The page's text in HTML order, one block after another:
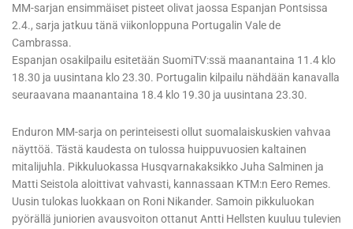
MM-sarjan ensimmäiset pisteet olivat jaossa Espanjan Pontsissa
2.4., sarja jatkuu tänä viikonloppuna Portugalin Vale de
Cambrassa.
Espanjan osakilpailu esitetään SuomiTV:ssä maanantaina 11.4 klo
18.30 ja uusintana klo 23.30. Portugalin kilpailu nähdään kanavalla
seuraavana maanantaina 18.4 klo 19.30 ja uusintana 23.30.
Enduron MM-sarja on perinteisesti ollut suomalaiskuskien vahvaa
näyttöä. Tästä kaudesta on tulossa huippuvuosien kaltainen
mitalijuhla. Pikkuluokassa Husqvarnakaksikko Juha Salminen ja
Matti Seistola aloittivat vahvasti, kannassaan KTM:n Eero Remes.
Uusin tulokas luokkaan on Roni Nikander. Samoin pikkuluokan
pyörällä juniorien avausvoiton ottanut Antti Hellsten kuuluu tulevien